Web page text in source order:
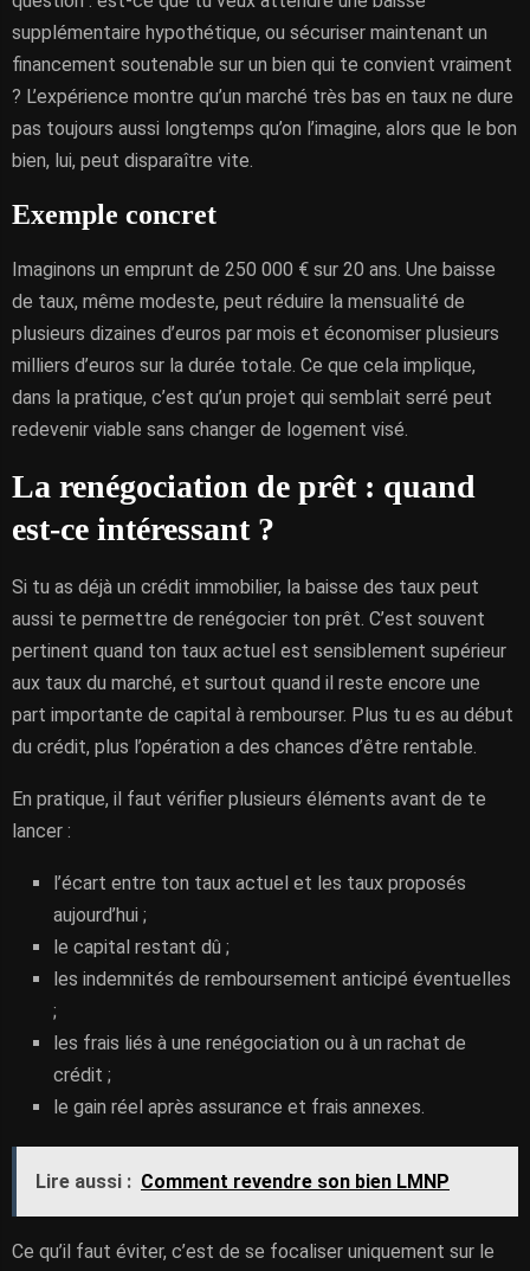
supplémentaire hypothétique, ou sécuriser maintenant un
financement soutenable sur un bien qui te convient vraiment
? L’expérience montre qu’un marché très bas en taux ne dure
pas toujours aussi longtemps qu’on l’imagine, alors que le bon
bien, lui, peut disparaître vite.
Exemple concret
Imaginons un emprunt de 250 000 € sur 20 ans. Une baisse
de taux, même modeste, peut réduire la mensualité de
plusieurs dizaines d’euros par mois et économiser plusieurs
milliers d’euros sur la durée totale. Ce que cela implique,
dans la pratique, c’est qu’un projet qui semblait serré peut
redevenir viable sans changer de logement visé.
La renégociation de prêt : quand
est-ce intéressant ?
Si tu as déjà un crédit immobilier, la baisse des taux peut
aussi te permettre de renégocier ton prêt. C’est souvent
pertinent quand ton taux actuel est sensiblement supérieur
aux taux du marché, et surtout quand il reste encore une
part importante de capital à rembourser. Plus tu es au début
du crédit, plus l’opération a des chances d’être rentable.
En pratique, il faut vérifier plusieurs éléments avant de te
lancer :
l’écart entre ton taux actuel et les taux proposés
aujourd’hui ;
le capital restant dû ;
les indemnités de remboursement anticipé éventuelles
;
les frais liés à une renégociation ou à un rachat de
crédit ;
le gain réel après assurance et frais annexes.
Lire aussi : Comment revendre son bien LMNP
Ce qu’il faut éviter, c’est de se focaliser uniquement sur le